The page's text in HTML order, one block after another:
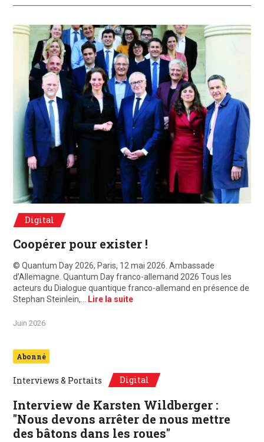
Digital
Coopérer pour exister !
© Quantum Day 2026, Paris, 12 mai 2026. Ambassade
d’Allemagne. Quantum Day franco-allemand 2026 Tous les
acteurs du Dialogue quantique franco-allemand en présence de
Stephan Steinlein,… Lire la suite
Juin 2026
Abonné
Interviews & Portaits Digital
Interview de Karsten Wildberger :
"Nous devons arrêter de nous mettre
des bâtons dans les roues"